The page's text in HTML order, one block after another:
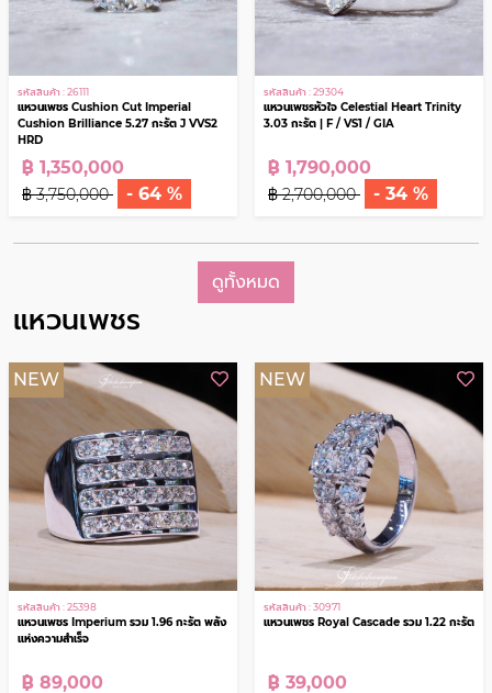
NEW
Cushion Brilliance 5.27 กะรัต J VVS2
฿ 1,350,000
฿ 3,750,000 - 64 %
NEW
3.03 กะรัต | F / VS1 / GIA
฿ 2,700,000 - 34 %
แหวนเพชร
NEW NEW